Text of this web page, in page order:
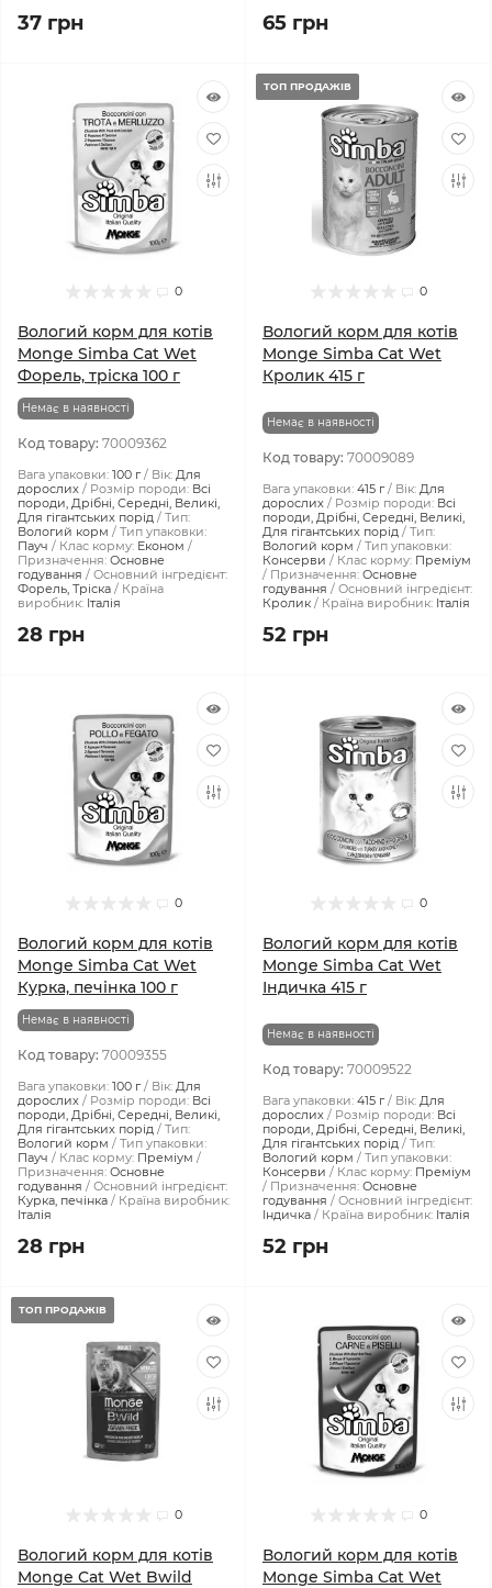
37 грн 65 грн
0
Вологий корм для котів
Monge Simba Cat Wet
Форель, тріска 100 г
Немає в наявності
Код товару: 70009362
Вага упаковки: 100 г Вік: Для
дорослих
Розмір породи: Всі
породи, Дрібні, Середні, Великі,
Для гігантських порід
Тип:
Вологий корм
Тип упаковки:
Пауч
Клас корму: Економ
Призначення: Основне
годування
Основний інгредієнт:
Форель, Тріска
Країна
виробник: Італія
28 грн
ТОП ПРОДАЖІВ
0
Вологий корм для котів
Monge Simba Cat Wet
Кролик 415 г
Немає в наявності
Код товару: 70009089
Вага упаковки: 415 г Вік: Для
дорослих
Розмір породи: Всі
породи, Дрібні, Середні, Великі,
Для гігантських порід
Тип:
Вологий корм
Тип упаковки:
Консерви
Клас корму: Преміум
Призначення: Основне
годування
Основний інгредієнт:
Кролик
Країна виробник: Італія
52 грн
0
Вологий корм для котів
Monge Simba Cat Wet
Курка, печінка 100 г
Немає в наявності
Код товару: 70009355
Вага упаковки: 100 г Вік: Для
дорослих
Розмір породи: Всі
породи, Дрібні, Середні, Великі,
Для гігантських порід
Тип:
Вологий корм
Тип упаковки:
Пауч
Клас корму: Преміум
Призначення: Основне
годування
Основний інгредієнт:
Курка, печінка
Країна виробник:
Італія
28 грн
0
Вологий корм для котів
Monge Simba Cat Wet
Індичка 415 г
Немає в наявності
Код товару: 70009522
Вага упаковки: 415 г Вік: Для
дорослих
Розмір породи: Всі
породи, Дрібні, Середні, Великі,
Для гігантських порід
Тип:
Вологий корм
Тип упаковки:
Консерви
Клас корму: Преміум
Призначення: Основне
годування
Основний інгредієнт:
Індичка
Країна виробник: Італія
52 грн
ТОП ПРОДАЖІВ
0
Вологий корм для котів
Monge Cat Wet Bwild
0
Вологий корм для котів
Monge Simba Cat Wet